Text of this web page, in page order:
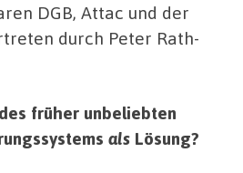
DGB, Attac und der
durch Peter Rath-
früher unbeliebten
als Lösung?